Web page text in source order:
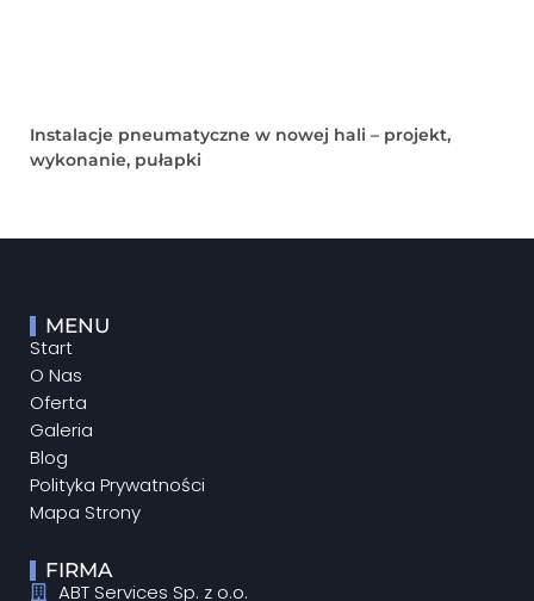
Instalacje pneumatyczne w nowej hali – projekt,
wykonanie, pułapki
MENU
Start
O Nas
Oferta
Galeria
Blog
Polityka Prywatności
Mapa Strony
FIRMA
ABT Services Sp. z o.o.